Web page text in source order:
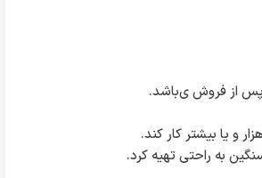
به راحتی تهیه کرد.